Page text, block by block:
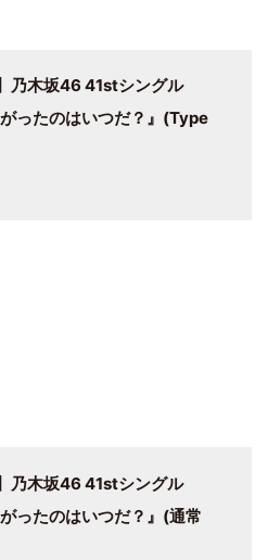
乃木坂46 41stシングル
ったのはいつだ？』(Type
乃木坂46 41stシングル
ったのはいつだ？』(通常